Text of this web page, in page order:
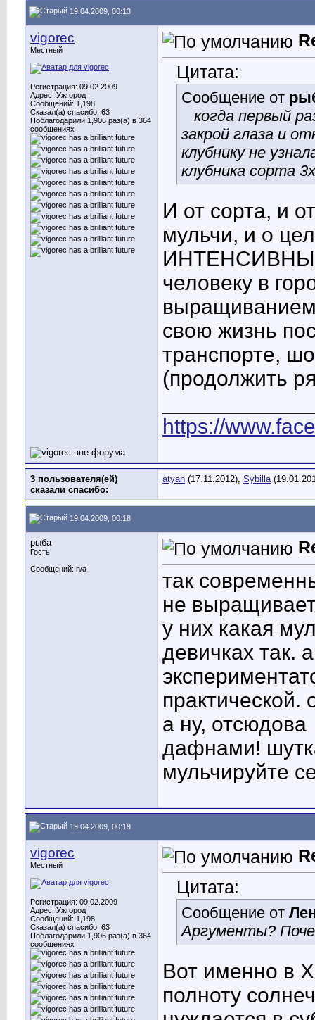
19.04.2009, 00:13
vigorec
Местный
Регистрация: 09.02.2009
Адрес: Ужгород
Сообщений: 1,198
Сказал(а) спасибо: 63
Поблагодарили 1,906 раз(а) в 364
сообщениях
Цитата:
Сообщение от
когда первый
закрой глаза и
клубнику не
клубника сорта
И от сорта, и
мульчи, и о
человеку в
свою жизнь
транспорте,
(продолжить
https://
3 пользователя(ей)
сказали cпасибо:
atyan (17.11.2012), Sybilla
19.04.2009, 00:18
рыба
Гость
Сообщений: n/a
так
не
у них какая
девичках так.
а ну, отсюдова
дафнами!
мульчируйте
19.04.2009, 00:19
vigorec
Местный
Регистрация: 09.02.2009
Адрес: Ужгород
Сообщений: 1,198
Сказал(а) спасибо: 63
Поблагодарили 1,906 раз(а) в 364
сообщениях
Цитата:
Сообщение от
Аргументы?
Вот именно в
полноту